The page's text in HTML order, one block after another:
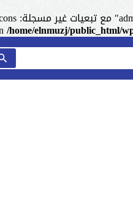
/home/elnmuzj/public_html/